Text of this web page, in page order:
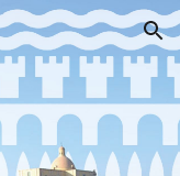
Skip to navigation